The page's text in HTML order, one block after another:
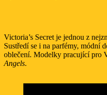
Victoria’s Secret je jednou z
Sustředí se i na parfémy, módní
oblečení. Modelky pracující pro
Angels.